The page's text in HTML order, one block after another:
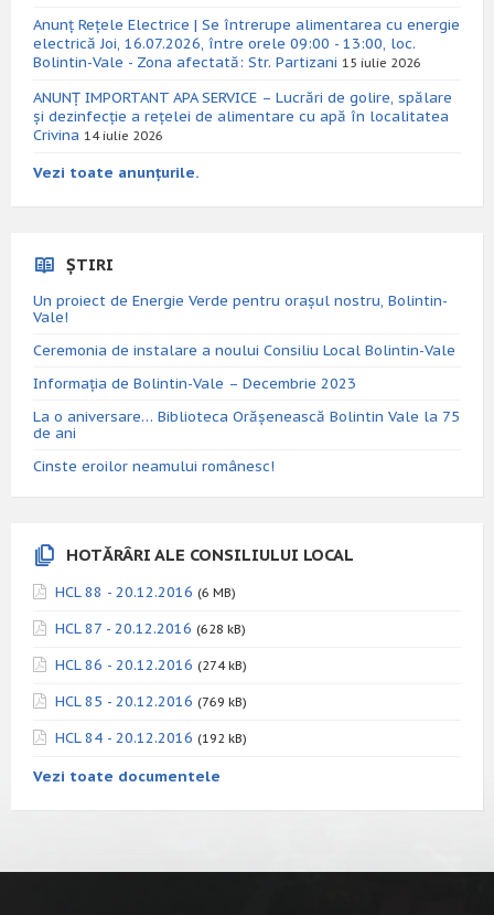
Anunț Rețele Electrice | Se întrerupe alimentarea cu energie
electrică Joi, 16.07.2026, între orele 09:00 - 13:00, loc.
Bolintin-Vale - Zona afectată: Str. Partizani 15 iulie 2026
ANUNȚ IMPORTANT APA SERVICE – Lucrări de golire, spălare
și dezinfecție a rețelei de alimentare cu apă în localitatea
Crivina 14 iulie 2026
Vezi toate anunțurile.
ȘTIRI
Un proiect de Energie Verde pentru orașul nostru, Bolintin-
Vale!
Ceremonia de instalare a noului Consiliu Local Bolintin-Vale
Informația de Bolintin-Vale – Decembrie 2023
La o aniversare… Biblioteca Orăşenească Bolintin Vale la 75
de ani
Cinste eroilor neamului românesc!
HOTĂRÂRI ALE CONSILIULUI LOCAL
HCL 88 - 20.12.2016 (6 MB)
HCL 87 - 20.12.2016 (628 kB)
HCL 86 - 20.12.2016 (274 kB)
HCL 85 - 20.12.2016 (769 kB)
HCL 84 - 20.12.2016 (192 kB)
Vezi toate documentele